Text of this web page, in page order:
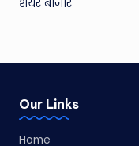
शेयर बाजार
Our Links
Home